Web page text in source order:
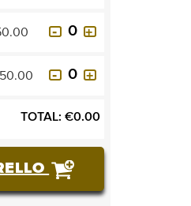
TOTAL: €0.00